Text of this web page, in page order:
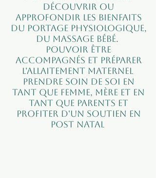
Découvrir ou
approfondir les bienfaits
du portage physiologique,
du massage bébé.
Pouvoir être
accompagnés et préparer
l'allaitement maternel
Prendre soin de soi en
tant que femme, mère et en
tant que parents et
profiter d'un soutien en
post natal